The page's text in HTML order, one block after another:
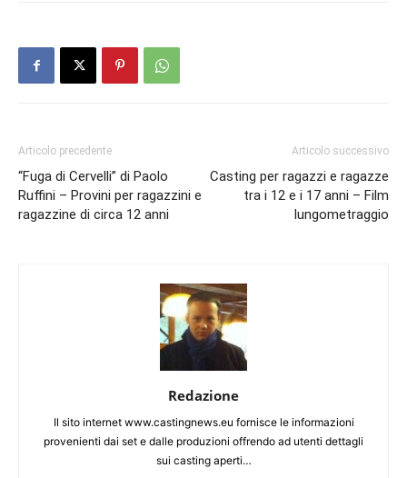
Articolo precedente
“Fuga di Cervelli” di Paolo
Ruffini – Provini per ragazzini e
ragazzine di circa 12 anni
Articolo successivo
Casting per ragazzi e ragazze
tra i 12 e i 17 anni – Film
lungometraggio
Redazione
Il sito internet www.castingnews.eu fornisce le informazioni
provenienti dai set e dalle produzioni offrendo ad utenti dettagli
sui casting aperti…